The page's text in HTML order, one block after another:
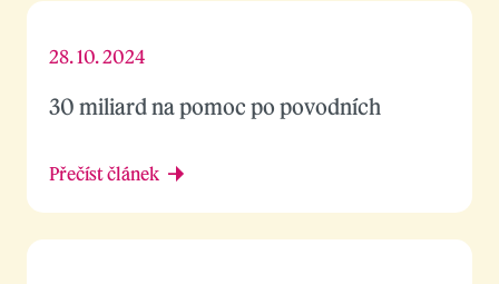
30 miliard na pomoc po povodních
28. 10. 2024
Přečíst článek